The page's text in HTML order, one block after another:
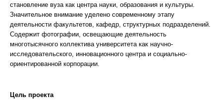
становление вуза как центра науки, образования и культуры.
Значительное внимание уделено современному этапу
деятельности факультетов, кафедр, структурных подразделений.
Содержит фотографии, освещающие деятельность
многотысячного коллектива университета как научно-
исследовательского, инновационного центра и социально-
ориентированной корпорации.
Цель проекта